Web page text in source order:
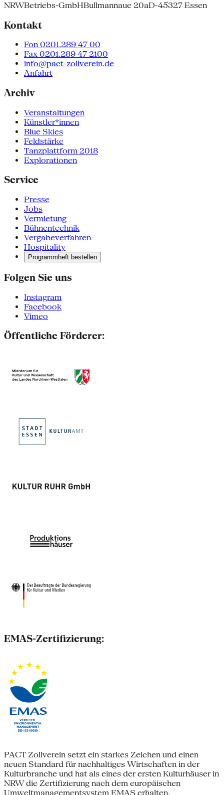
NRWBetriebs-GmbHBullmannaue 20aD-45327 Essen
Kontakt
Fon 0201.289 47 00
Fax 0201.289 47 2100
info@pact-zollverein.de
Anfahrt
Archiv
Veranstaltungen
Künstler*innen
Blue Skies
Feldstärke
Tanzplattform 2018
Explorationen
Service
Presse
Jobs
Vermietung
Bühnentechnik
Vergabeverfahren
Hospitality
Programmheft bestellen
Folgen Sie uns
Instagram
Facebook
Vimeo
Öffentliche Förderer:
EMAS-Zertifizierung:
PACT Zollverein setzt ein starkes Zeichen und einen
neuen Standard für nachhaltiges Wirtschaften in der
Kulturbranche und hat als eines der ersten Kulturhäuser in
NRW die Zertifizierung nach dem europäischen
Umweltmanagementsystem EMAS erhalten.